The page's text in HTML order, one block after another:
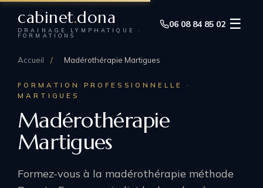
cabinet.dona
DRAINAGE LYMPHATIQUE ·
FORMATIONS
06 08 84 85 02 ☰
Accueil / Madérothérapie Martigues
FORMATION PROFESSIONNELLE ·
MARTIGUES
Madérothérapie
Martigues
Formez-vous à la madérothérapie méthode